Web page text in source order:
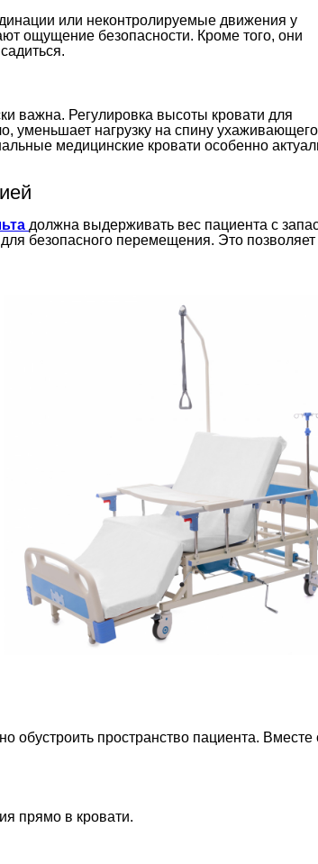
или неконтролируемые движения у
ощущение безопасности. Кроме того, они
важна. Регулировка высоты кровати для
уменьшает нагрузку на спину ухаживающего
медицинские кровати особенно
должна выдерживать вес пациента с
безопасного перемещения. Это позволяет
обустроить пространство пациента. Вместе
прямо в кровати.